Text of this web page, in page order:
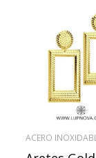
ACERO